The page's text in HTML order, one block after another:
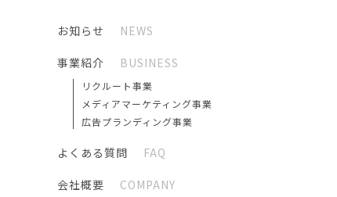
お知らせ NEWS
事業紹介 BUSINESS
リクルート事業
メディアマーケティング事業
広告プランディング事業
よくある質問 FAQ
会社概要 COMPANY